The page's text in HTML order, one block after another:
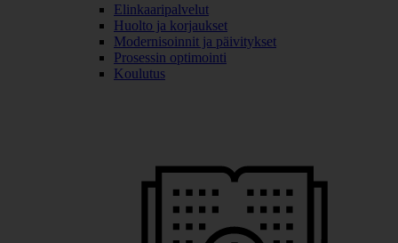
Elinkaaripalvelut
Huolto ja korjaukset
Modernisoinnit ja päivitykset
Prosessin optimointi
Koulutus